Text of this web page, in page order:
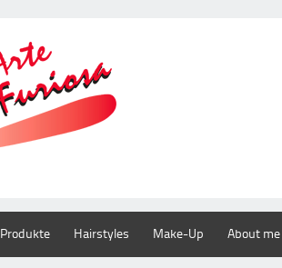
Produkte Hairstyles Make-Up About me